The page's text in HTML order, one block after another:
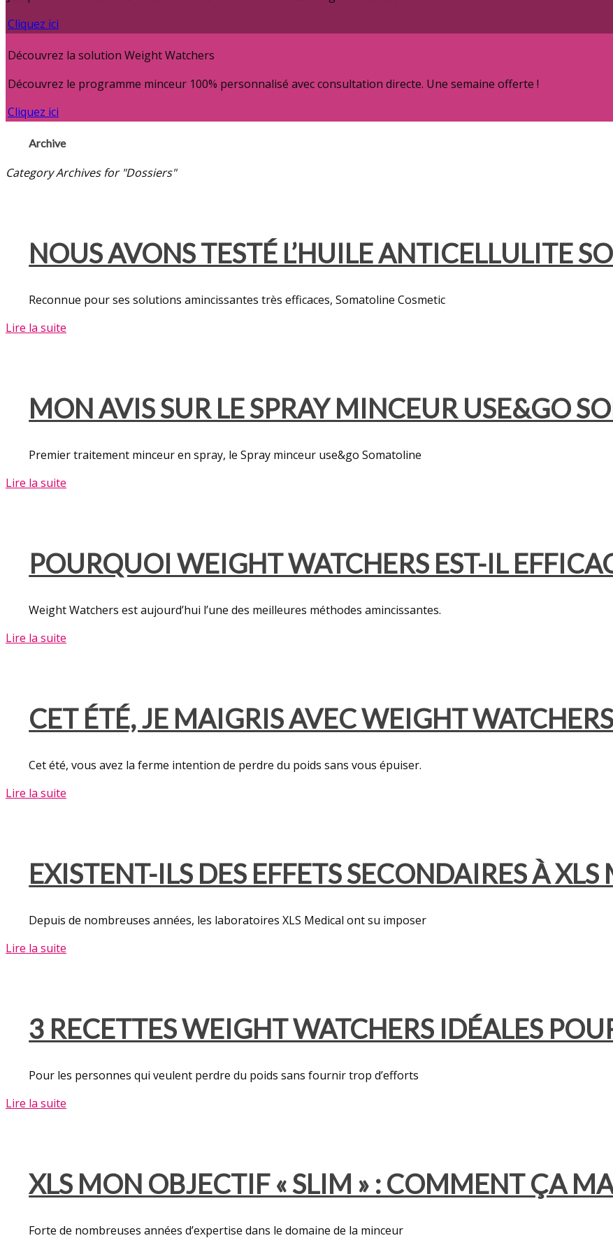
Cliquez ici
Découvrez la solution Weight Watchers
Découvrez le programme minceur 100% personnalisé avec consultation directe. Une semaine offerte !
Cliquez ici
Archive
Category Archives for "Dossiers"
NOUS AVONS TESTÉ L’HUILE ANTICELLULITE
Reconnue pour ses solutions amincissantes très efficaces, Somatoline Cosmetic
Lire la suite
MON AVIS SUR LE SPRAY MINCEUR USE&GO
Premier traitement minceur en spray, le Spray minceur use&go Somatoline
Lire la suite
POURQUOI WEIGHT WATCHERS EST-IL
Weight Watchers est aujourd’hui l’une des meilleures méthodes amincissantes.
Lire la suite
CET ÉTÉ, JE MAIGRIS AVEC WEIGHT
Cet été, vous avez la ferme intention de perdre du poids sans vous épuiser.
Lire la suite
EXISTENT-ILS DES EFFETS SECONDAIRES À XLS
Depuis de nombreuses années, les laboratoires XLS Medical ont su imposer
Lire la suite
3 RECETTES WEIGHT WATCHERS IDÉALES
Pour les personnes qui veulent perdre du poids sans fournir trop d’efforts
Lire la suite
XLS MON OBJECTIF « SLIM » : COMMENT ÇA
Forte de nombreuses années d’expertise dans le domaine de la minceur